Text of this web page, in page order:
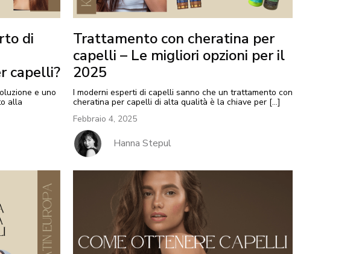
di
capelli?
e uno
alla
Trattamento con cheratina per
capelli – Le migliori opzioni per il
2025
I moderni esperti di capelli sanno che un trattamento con
cheratina per capelli di alta qualità è la chiave per […]
Febbraio 4, 2025
Hanna Stepul